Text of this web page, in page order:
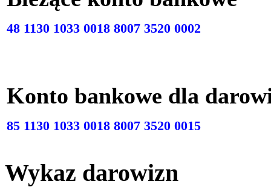
48 1130 1033 0018 8007 3520 0002
Konto bankowe dla
85 1130 1033 0018 8007 3520 0015
Wykaz darowizn